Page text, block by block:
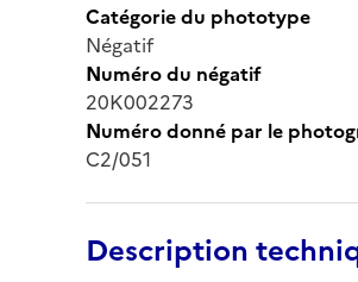
Catégorie du phototype
Négatif
Numéro du négatif
20K002273
Numéro donné par le
C2/051
Description